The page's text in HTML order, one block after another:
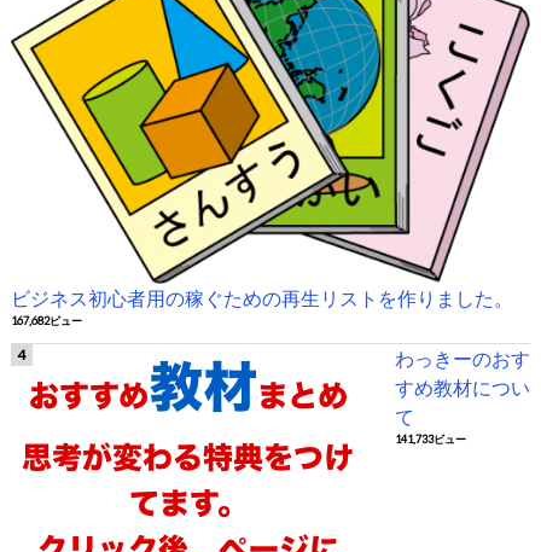
ビジネス初心者用の稼ぐための再生リストを作りました。
167,682ビュー
わっきーのおす
すめ教材につい
て
141,733ビュー